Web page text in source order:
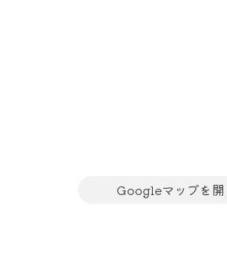
Googleマップを開